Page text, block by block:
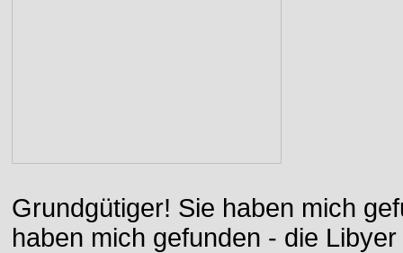
Grundgütiger! Sie haben mich
haben mich gefunden - die